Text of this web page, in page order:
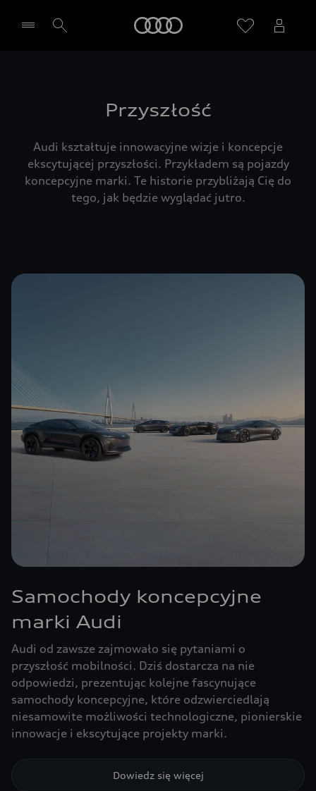
Przyszłość
Audi kształtuje innowacyjne wizje i koncepcje
ekscytującej przyszłości. Przykładem są pojazdy
koncepcyjne marki. Te historie przybliżają Cię do
tego, jak będzie wyglądać jutro.
Samochody koncepcyjne
marki Audi
Audi od zawsze zajmowało się pytaniami o
przyszłość mobilności. Dziś dostarcza na nie
odpowiedzi, prezentując kolejne fascynujące
samochody koncepcyjne, które odzwierciedlają
niesamowite możliwości technologiczne, pionierskie
innowacje i ekscytujące projekty marki.
Dowiedz się więcej